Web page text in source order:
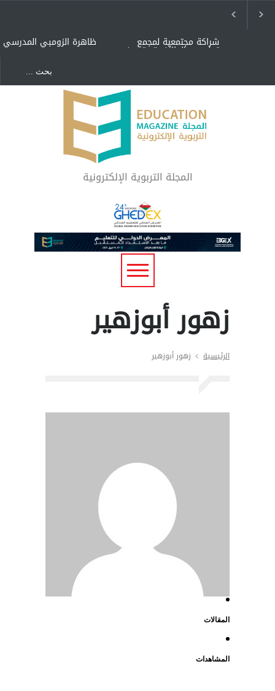
ظاهرة الزومبي المدرسي شراكة مجتمعية لمجمع
تعليمي بالطائف تستهدف
"كنت أنضرب ومافيني إلا
العافية" هل هذا مبرر
لاستمرار أسلوب التربية
المتوارث؟
لماذا تعد برامج توعية الأطفال
بخصوصية الجسد وقاية لا
فضول؟
المجلة التربوية الإلكترونية
زهور أبوزهير
الرئيسية زهور أبوزهير
المقالات
المشاهدات